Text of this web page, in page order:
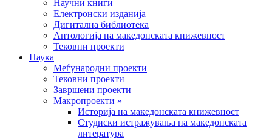
Научни книги
Електронски изданија
Дигитална библиотека
Антологија на македонската книжевност
Тековни проекти
Наука
Меѓународни проекти
Тековни проекти
Завршени проекти
Макропроекти »
Историја на македонската книжевност
Студиски истражувања на македонската
литература